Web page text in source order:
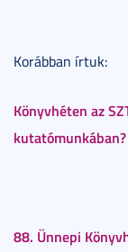
Korábban írtuk:
Könyvhéten az
kutatómunkában?
88. Ünnepi